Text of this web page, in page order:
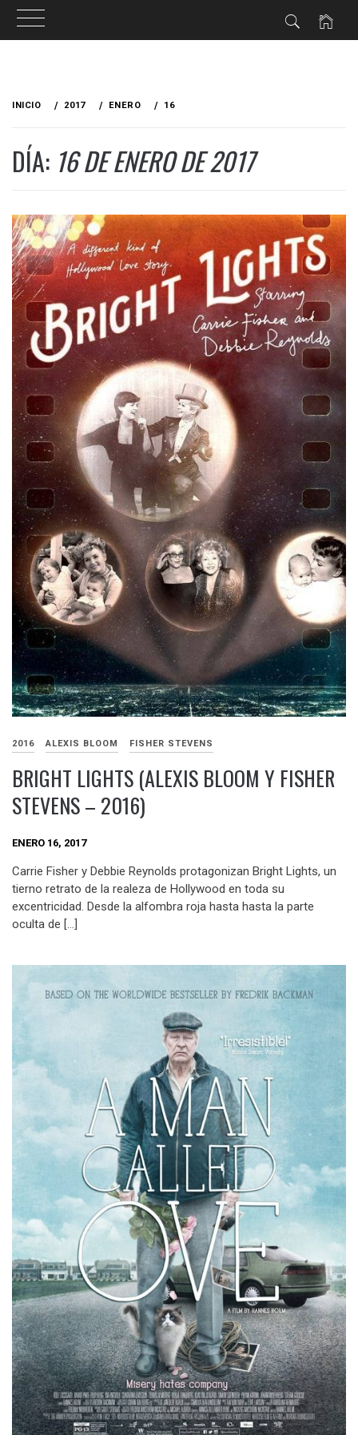
INICIO 2017 ENERO 16
DÍA: 16 DE ENERO DE 2017
2016 ALEXIS BLOOM FISHER STEVENS
BRIGHT LIGHTS (ALEXIS BLOOM Y FISHER
STEVENS – 2016)
ENERO 16, 2017
Carrie Fisher y Debbie Reynolds protagonizan Bright Lights, un
tierno retrato de la realeza de Hollywood en toda su
excentricidad. Desde la alfombra roja hasta hasta la parte
oculta de […]